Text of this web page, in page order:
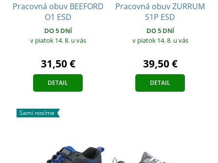
Pracovná obuv BEEFORD
O1 ESD
DO 5 DNÍ
v piatok 14. 8. u vás
31,50 €
DETAIL
Pracovná obuv ZURRUM
S1P ESD
DO 5 DNÍ
v piatok 14. 8. u vás
39,50 €
DETAIL
Sami nosíme